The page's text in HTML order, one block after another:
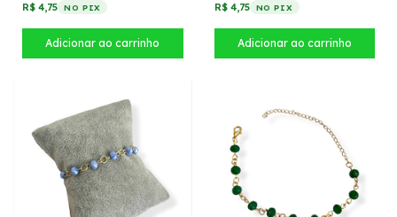
R$ 4,75 NO PIX R$ 4,75 NO PIX